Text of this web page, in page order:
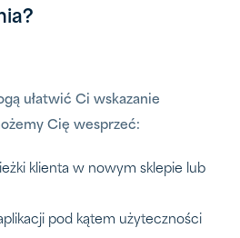
ułatwić Ci wskazanie
Cię wesprzeć:
klienta w nowym sklepie lub
pod kątem użyteczności